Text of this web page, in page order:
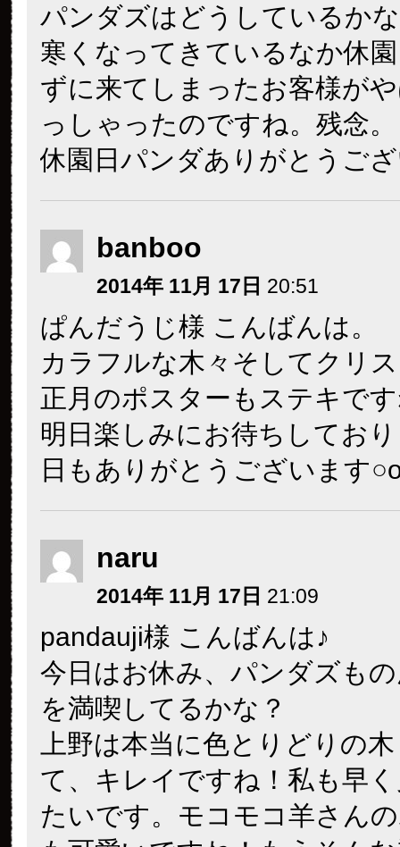
パンダズはどうしているか
寒くなってきているなか休
ずに来てしまったお客様が
っしゃったのですね。残念。
休園日パンダありがとうご
banboo
2014年 11月 17日 20:51
ぱんだうじ様 こんばんは。
カラフルな木々そしてクリ
正月のポスターもステキで
明日楽しみにお待ちしてお
日もありがとうございます
naru
2014年 11月 17日 21:09
pandauji様 こんばんは♪
今日はお休み、パンダズも
を満喫してるかな？
上野は本当に色とりどりの
て、キレイですね！私も早
たいです。モコモコ羊さん